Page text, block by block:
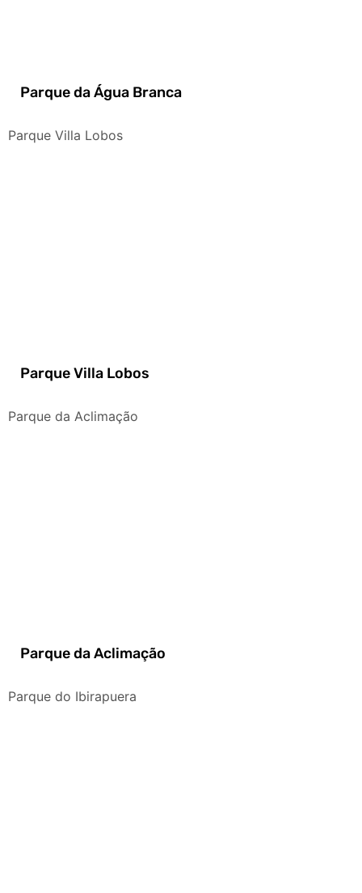
Parque da Água Branca
Parque Villa Lobos
Parque Villa Lobos
Parque da Aclimação
Parque da Aclimação
Parque do Ibirapuera